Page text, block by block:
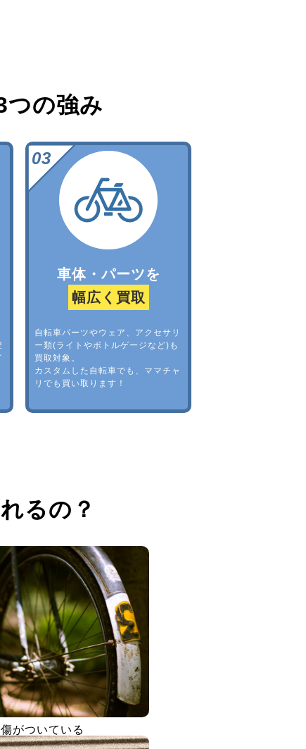
つの強み
車体・パーツを
幅広く買取
自転車パーツやウェア、アクセサリ
ー類(ライトやボトルゲージなど)も
買取対象。
カスタムした自転車でも、ママチャ
リでも買い取ります！
るの？
傷がついている